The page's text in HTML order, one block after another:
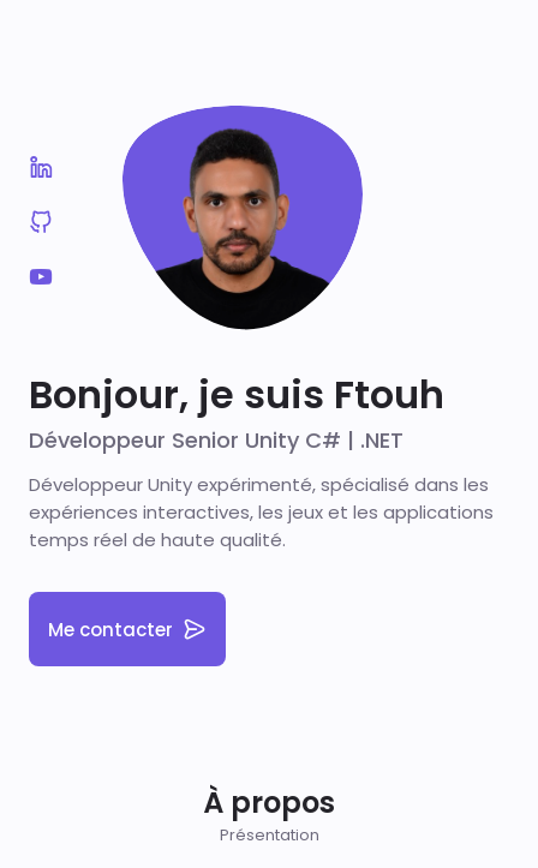
Bonjour, je suis Ftouh
Développeur Senior Unity C# | .NET
Développeur Unity expérimenté, spécialisé dans les
expériences interactives, les jeux et les applications
temps réel de haute qualité.
Me contacter
À propos
Présentation